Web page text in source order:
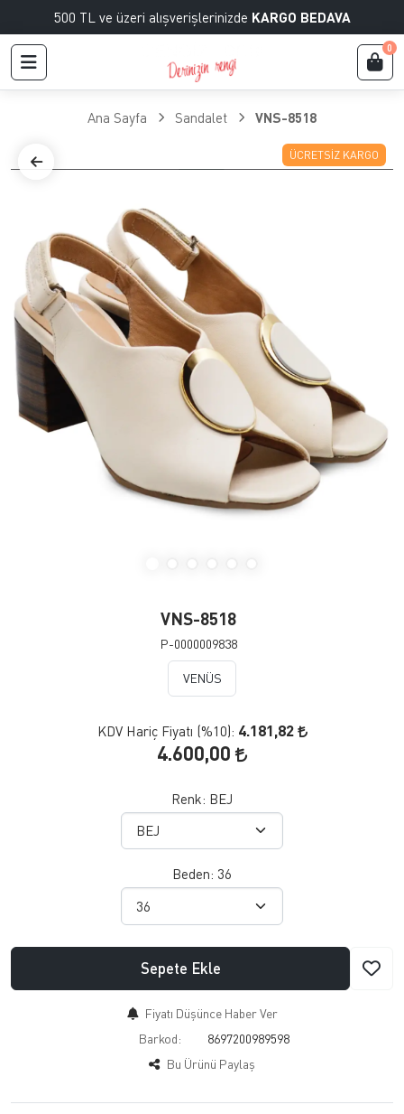
500 TL ve üzeri alışverişlerinizde KARGO BEDAVA
0
Ana Sayfa Sandalet VNS-8518
ÜCRETSIZ KARGO
VNS-8518
P-0000009838
VENÜS
KDV Hariç Fiyatı (%10): 4.181,82
4.600,00
Renk: BEJ
Beden: 36
Sepete Ekle
Fiyatı Düşünce Haber Ver
Barkod:
8697200989598
Bu Ürünü Paylaş